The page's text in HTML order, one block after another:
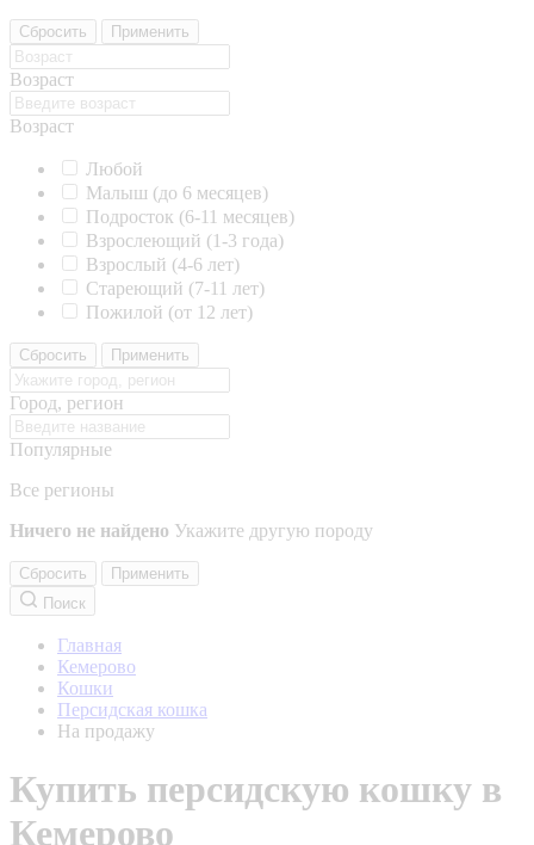
Сбросить Применить
Возраст
Возраст
Любой
Малыш (до 6 месяцев)
Подросток (6-11 месяцев)
Взрослеющий (1-3 года)
Взрослый (4-6 лет)
Стареющий (7-11 лет)
Пожилой (от 12 лет)
Сбросить Применить
Город, регион
Популярные
Все регионы
Ничего не найдено Укажите другую породу
Сбросить
Применить
Поиск
Главная
Кемерово
Кошки
Персидская кошка
На продажу
Купить персидскую кошку в
Кемерово